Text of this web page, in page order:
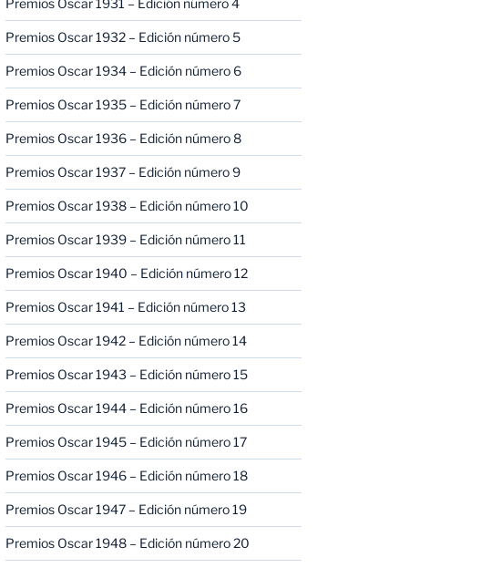
Premios Oscar 1931 – Edición número 4
Premios Oscar 1932 – Edición número 5
Premios Oscar 1934 – Edición número 6
Premios Oscar 1935 – Edición número 7
Premios Oscar 1936 – Edición número 8
Premios Oscar 1937 – Edición número 9
Premios Oscar 1938 – Edición número 10
Premios Oscar 1939 – Edición número 11
Premios Oscar 1940 – Edición número 12
Premios Oscar 1941 – Edición número 13
Premios Oscar 1942 – Edición número 14
Premios Oscar 1943 – Edición número 15
Premios Oscar 1944 – Edición número 16
Premios Oscar 1945 – Edición número 17
Premios Oscar 1946 – Edición número 18
Premios Oscar 1947 – Edición número 19
Premios Oscar 1948 – Edición número 20